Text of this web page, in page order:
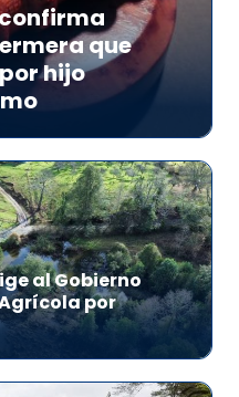
que
hijo
al Gobierno
por